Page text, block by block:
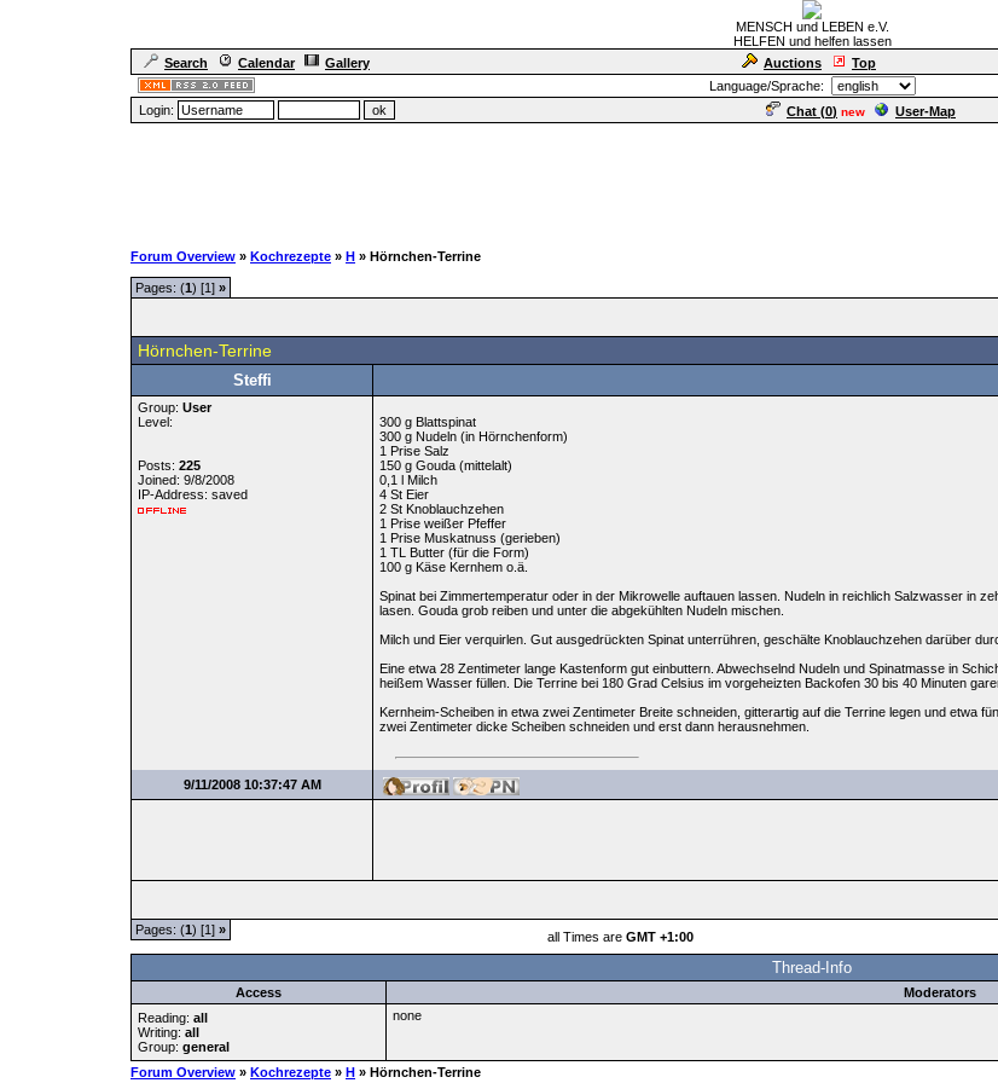
MENSCH und LEBEN e.V.
HELFEN und helfen lassen
Search
Calendar Gallery Auctions Top
Language/Sprache:
Login:
Chat (0) new User-Map
Forum Overview » Kochrezepte » H » Hörnchen-Terrine
Pages: (1) [1] »
Hörnchen-Terrine
Steffi
Group: User
Level:
Posts: 225
Joined: 9/8/2008
IP-Address: saved
300 g Blattspinat
300 g Nudeln (in Hörnchenform)
1 Prise Salz
150 g Gouda (mittelalt)
0,1 l Milch
4 St Eier
2 St Knoblauchzehen
1 Prise weißer Pfeffer
1 Prise Muskatnuss (gerieben)
1 TL Butter (für die Form)
100 g Käse Kernhem o.ä.
Spinat bei Zimmertemperatur oder in der Mikrowelle auftauen lassen. Nudeln in reichlich Salzwasser in
lasen. Gouda grob reiben und unter die abgekühlten Nudeln mischen.
Milch und Eier verquirlen. Gut ausgedrückten Spinat unterrühren, geschälte Knoblauchzehen darüber
Eine etwa 28 Zentimeter lange Kastenform gut einbuttern. Abwechselnd Nudeln und Spinatmasse in
heißem Wasser füllen. Die Terrine bei 180 Grad Celsius im vorgeheizten Backofen 30 bis 40 Minuten
Kernheim-Scheiben in etwa zwei Zentimeter Breite schneiden, gitterartig auf die Terrine legen und etwa
zwei Zentimeter dicke Scheiben schneiden und erst dann herausnehmen.
9/11/2008 10:37:47 AM
Pages: (1) [1] » all Times are GMT +1:00
Thread-Info
Access
Moderators
Reading: all
Writing: all
Group: general
none
Forum Overview » Kochrezepte » H » Hörnchen-Terrine